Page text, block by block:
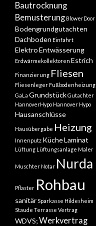
Bautrocknung
Bemusterung BlowerDoor
Bodengrundgutachten
Dachboden Einfahrt
ElektroEntwässerung
Erdwärmekollektoren Estrich
Finanzierung Fliesen
Fliesenleger Fußbodenheizung
GaLa GrundstückGutachter
HannoverHypo Hannover Hypo
Hausanschlüsse
Hausübergabe Heizung
Innenputz KücheLaminat
Lüftung Lüftungsanlage Maler
Muschter Notar Nurda
Pflaster Rohbau
sanitär Sparkasse Hildesheim
Staude Terrasse Vertrag
WDVS;Werkvertrag